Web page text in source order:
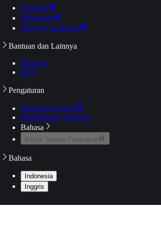
Daftarku
Mengikuti
Riwayat Tontonan
Bantuan dan Lainnya
Bantuan
Blog
Pengaturan
Pengaturan Akun
Pemeriksaan Jaringan
Bahasa
Keluar Semua Perangkat
Bahasa
Indonesia
Inggris